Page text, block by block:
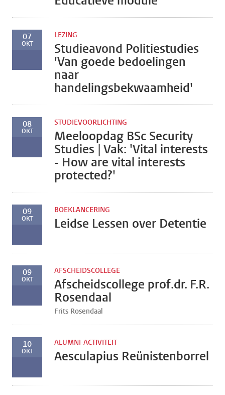
07
OKT
LEZING
Studieavond Politiestudies
'Van goede bedoelingen
naar
handelingsbekwaamheid'
08
OKT
STUDIEVOORLICHTING
Meeloopdag BSc Security
Studies | Vak: 'Vital interests
- How are vital interests
protected?'
09
OKT
BOEKLANCERING
Leidse Lessen over Detentie
09
OKT
AFSCHEIDSCOLLEGE
Afscheidscollege prof.dr. F.R.
Rosendaal
Frits Rosendaal
10
OKT
ALUMNI-ACTIVITEIT
Aesculapius Reünistenborrel